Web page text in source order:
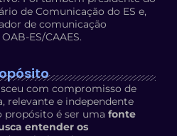
de Comunicação do ES e,
de comunicação
ES/CAAES.
com compromisso de
relevante e independente
propósito é ser uma fonte
entender os